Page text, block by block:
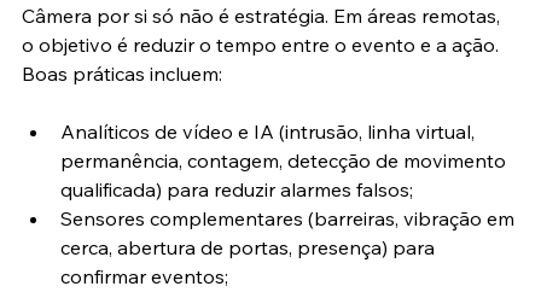
Câmera por si só não é estratégia. Em áreas remotas,
o objetivo é reduzir o tempo entre o evento e a ação.
Boas práticas incluem:
Analíticos de vídeo e IA (intrusão, linha virtual,
permanência, contagem, detecção de movimento
qualificada) para reduzir alarmes falsos;
Sensores complementares (barreiras, vibração em
cerca, abertura de portas, presença) para
confirmar eventos;